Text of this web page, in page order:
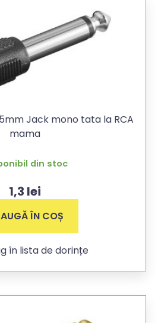
Jack mono tata la RCA
mama
din stoc
1,3 lei
ÎN COȘ
în lista de dorințe